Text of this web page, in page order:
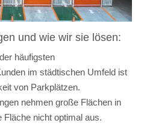
und wie wir sie lösen:
häufigsten
im städtischen Umfeld ist
von Parkplätzen.
nehmen große Flächen in
Fläche nicht optimal aus.